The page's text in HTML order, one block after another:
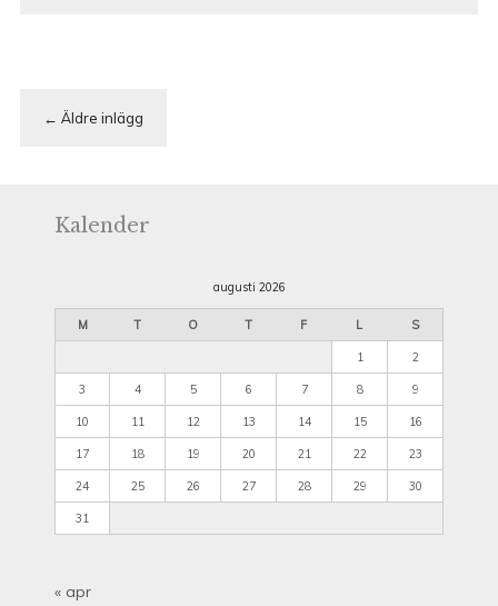
Inläggsnavigering
Äldre inlägg
Kalender
augusti 2026
M T O T F L S
1 2
3 4 5 6 7 8 9
10 11 12 13 14 15 16
17 18 19 20 21 22 23
24 25 26 27 28 29 30
31
« apr